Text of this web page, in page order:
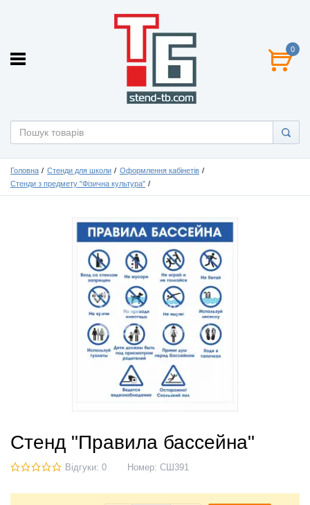
0
Головна Стенди для школи
Оформлення кабінетів
Стенди з предмету "Фізична культура"
Стенд "Правила бассейна"
Відгуки: 0 Номер: СШ391